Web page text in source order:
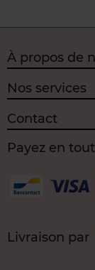
À propos de
Nos services
Contact
Payez en
Livraison par